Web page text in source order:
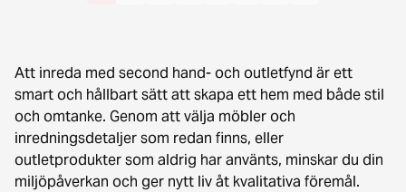
Att inreda med second hand- och outletfynd är ett
smart och hållbart sätt att skapa ett hem med både stil
och omtanke. Genom att välja möbler och
inredningsdetaljer som redan finns, eller
outletprodukter som aldrig har använts, minskar du din
miljöpåverkan och ger nytt liv åt kvalitativa föremål.